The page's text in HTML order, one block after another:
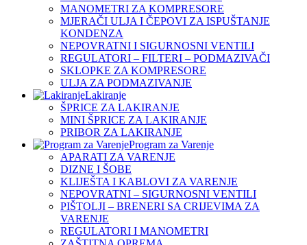
MANOMETRI ZA KOMPRESORE
MJERAČI ULJA I ČEPOVI ZA ISPUŠTANJE
KONDENZA
NEPOVRATNI I SIGURNOSNI VENTILI
REGULATORI – FILTERI – PODMAZIVAČI
SKLOPKE ZA KOMPRESORE
ULJA ZA PODMAZIVANJE
Lakiranje
ŠPRICE ZA LAKIRANJE
MINI ŠPRICE ZA LAKIRANJE
PRIBOR ZA LAKIRANJE
Program za Varenje
APARATI ZA VARENJE
DIZNE I ŠOBE
KLIJEŠTA I KABLOVI ZA VARENJE
NEPOVRATNI – SIGURNOSNI VENTILI
PIŠTOLJI – BRENERI SA CRIJEVIMA ZA
VARENJE
REGULATORI I MANOMETRI